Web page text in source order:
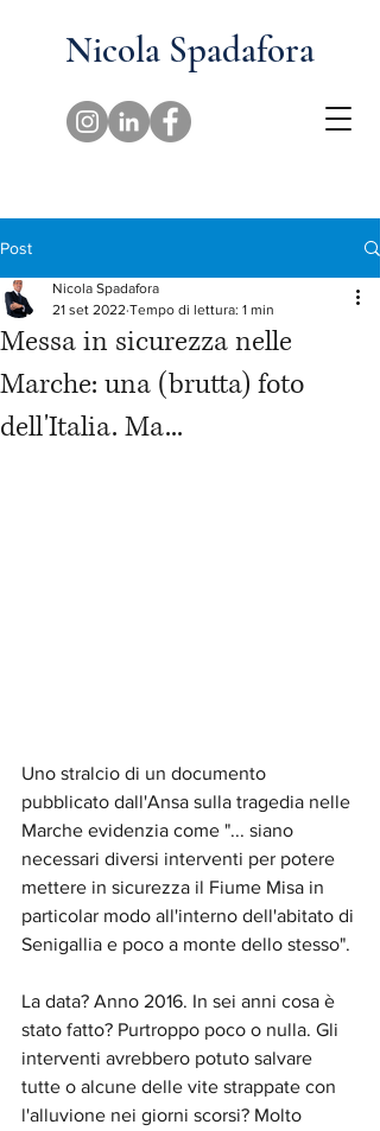
Nicola Spadafora
Post
Messa in sicurezza nelle
Marche: una (brutta) foto
dell'Italia. Ma...
Nicola Spadafora
21 set 2022 Tempo di lettura: 1 min
Uno stralcio di un documento
pubblicato dall'Ansa sulla tragedia nelle
Marche evidenzia come "... siano
necessari diversi interventi per potere
mettere in sicurezza il Fiume Misa in
particolar modo all'interno dell'abitato di
Senigallia e poco a monte dello stesso".
La data? Anno 2016. In sei anni cosa è
stato fatto? Purtroppo poco o nulla. Gli
interventi avrebbero potuto salvare
tutte o alcune delle vite strappate con
l'alluvione nei giorni scorsi? Molto